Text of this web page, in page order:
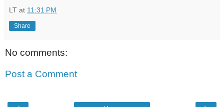
LT at 11:31 PM
Share
No comments:
Post a Comment